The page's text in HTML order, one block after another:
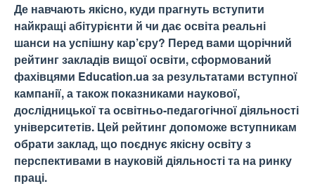
Де навчають якісно, куди прагнуть вступити
найкращі абітурієнти й чи дає освіта реальні
шанси на успішну кар’єру? Перед вами щорічний
рейтинг закладів вищої освіти, сформований
фахівцями Education.ua за результатами вступної
кампанії, а також показниками наукової,
дослідницької та освітньо-педагогічної діяльності
університетів. Цей рейтинг допоможе вступникам
обрати заклад, що поєднує якісну освіту з
перспективами в науковій діяльності та на ринку
праці.